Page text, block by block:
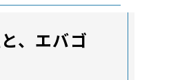
、エバゴ